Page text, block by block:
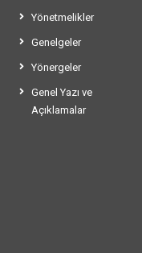
Yönetmelikler
Genelgeler
Yönergeler
Genel Yazı ve
Açıklamalar